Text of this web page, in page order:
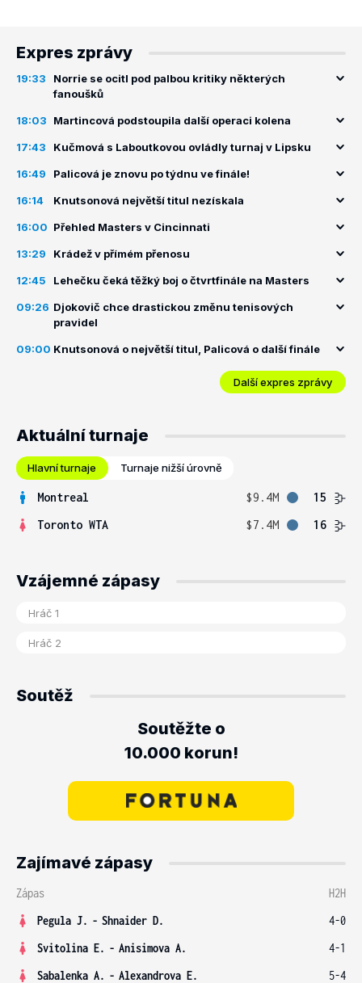
Expres zprávy
19:33
Norrie se ocitl pod palbou kritiky některých
fanoušků
18:03 Martincová podstoupila další operaci kolena
17:43 Kučmová s Laboutkovou ovládly turnaj v Lipsku
16:49 Palicová je znovu po týdnu ve finále!
16:14 Knutsonová největší titul nezískala
16:00 Přehled Masters v Cincinnati
13:29 Krádež v přímém přenosu
12:45 Lehečku čeká těžký boj o čtvrtfinále na Masters
09:26 Djokovič chce drastickou změnu tenisových
pravidel
09:00 Knutsonová o největší titul, Palicová o další finále
Další expres zprávy
Aktuální turnaje
Hlavní turnaje Turnaje nižší úrovně
Montreal $9.4M
15
Toronto WTA
$7.4M 16
Vzájemné zápasy
Soutěž
Soutěžte o
10.000 korun!
Zajímavé zápasy
Zápas
H2H
Pegula J. - Shnaider D.
4-0
Svitolina E. - Anisimova A.
4-1
Sabalenka A. - Alexandrova E.
5-4